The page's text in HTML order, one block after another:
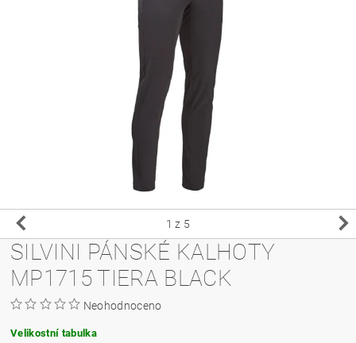
1 z 5
SILVINI PÁNSKÉ KALHOTY
MP1715 TIERA BLACK
Neohodnoceno
Velikostní tabulka